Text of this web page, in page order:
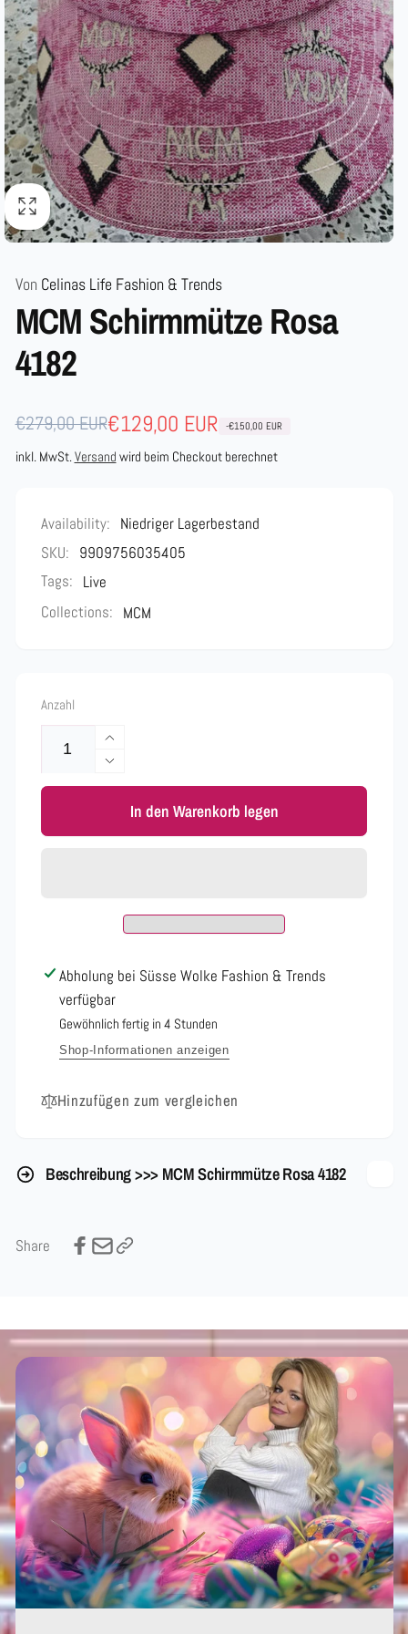
Von Celinas Life Fashion & Trends
MCM Schirmmütze Rosa
4182
Normaler
Preis
€279,00 EUR
Verkaufspreis€129,00 EUR -€150,00 EUR
inkl. MwSt.Versand wird beim Checkout berechnet
Availability: Niedriger Lagerbestand
SKU: 9909756035405
Tags: Live
Collections: MCM
Anzahl
Erhöhe
die
Menge
Verringere
die
Menge
für
4182
In den Warenkorb legen
Abholung bei Süsse Wolke Fashion & Trends
verfügbar
Gewöhnlich fertig in 4 Stunden
Shop-Informationen anzeigen
Hinzufügen zum vergleichen
Beschreibung >>> MCM Schirmmütze Rosa 4182
Share